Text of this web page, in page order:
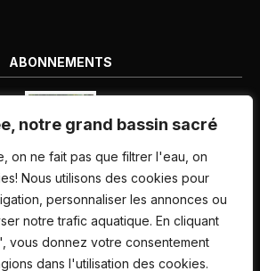
notre grand bassin sacré
on ne fait pas que filtrer l'eau, on
Nous utilisons des cookies pour
personnaliser les annonces ou
notre trafic aquatique. En cliquant
vous donnez votre consentement
dans l'utilisation des cookies.
ABONNEMENTS
dernières parutions
magazine
newsletter